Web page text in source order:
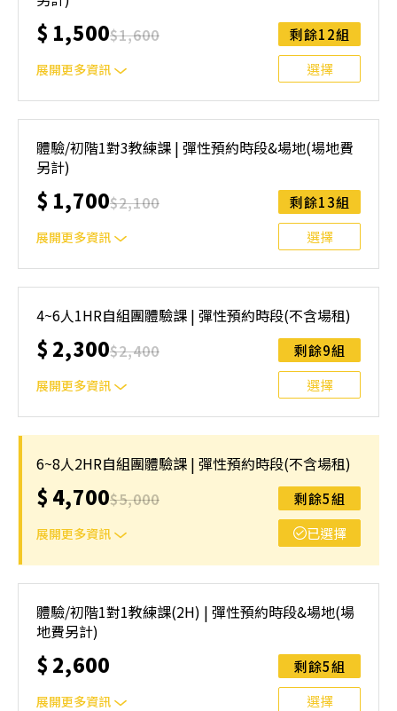
$ 1,500$1,600
展開更多資訊
剩餘12組
選擇
球俱樂部)⚠️ 報名前請先參閱【報名與課程異動規則】，報
名後視為您已同意上述規則。
體驗/初階1對3教練課 | 彈性預約時段&場地(場地費
另計)
$ 1,700$2,100
展開更多資訊
剩餘13組
選擇
球俱樂部)⚠️ 報名前請先參閱【報名與課程異動規則】，報
名後視為您已同意上述規則。
4~6人1HR自組團體驗課 | 彈性預約時段(不含場租)
$ 2,300$2,400
展開更多資訊
剩餘9組
選擇
球俱樂部)⚠️ 報名前請先參閱【報名與課程異動規則】，報
名後視為您已同意上述規則。
6~8人2HR自組團體驗課 | 彈性預約時段(不含場租)
$ 4,700$5,000
展開更多資訊
剩餘5組
已選擇
球俱樂部)⚠️ 報名前請先參閱【報名與課程異動規則】，報
名後視為您已同意上述規則。
體驗/初階1對1教練課(2H) | 彈性預約時段&場地(場
地費另計)
$ 2,600
展開更多資訊
剩餘5組
選擇